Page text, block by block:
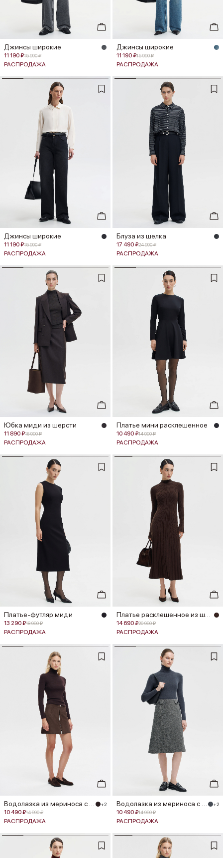
Джинсы широкие
11 190 ₽15 990 ₽
РАСПРОДАЖА
Джинсы широкие
11 190 ₽15 990 ₽
РАСПРОДАЖА
Джинсы широкие
11 190 ₽15 990 ₽
РАСПРОДАЖА
Блуза из шелка
17 490 ₽24 990 ₽
РАСПРОДАЖА
Юбка миди из шерсти
11 890 ₽16 990 ₽
РАСПРОДАЖА
Платье мини расклешенное
10 490 ₽14 990 ₽
РАСПРОДАЖА
Платье-футляр миди
13 290 ₽18 990 ₽
РАСПРОДАЖА
14 690 ₽20 990 ₽
РАСПРОДАЖА
+2
10 490 ₽14 990 ₽
РАСПРОДАЖА
+2
10 490 ₽14 990 ₽
РАСПРОДАЖА